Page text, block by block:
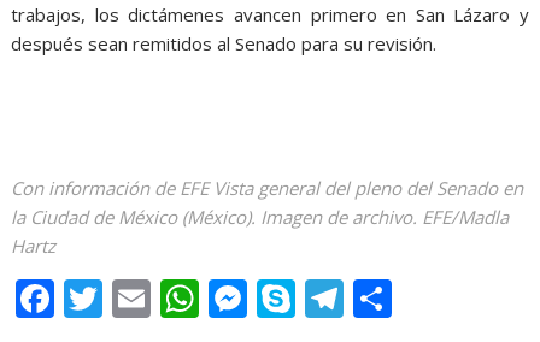
trabajos, los dictámenes avancen primero en San Lázaro y
después sean remitidos al Senado para su revisión.
Con información de EFE Vista general del pleno del Senado en
la Ciudad de México (México). Imagen de archivo. EFE/Madla
Hartz
F T E W M S T